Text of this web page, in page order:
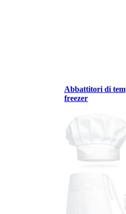
Abbattitori di
freezer